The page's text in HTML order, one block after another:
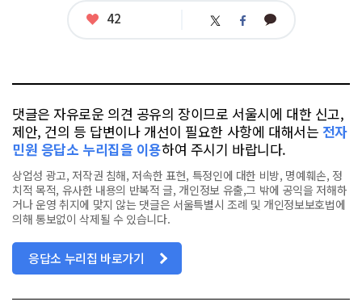
좋
42 트 페 카
댓글은 자유로운 의견 공유의 장이므로 서울시에 대한 신고,
제안, 건의 등 답변이나 개선이 필요한 사항에 대해서는 전자
민원 응답소 누리집을 이용하여 주시기 바랍니다.
상업성 광고, 저작권 침해, 저속한 표현, 특정인에 대한 비방, 명예훼손, 정
치적 목적, 유사한 내용의 반복적 글, 개인정보 유출,그 밖에 공익을 저해하
거나 운영 취지에 맞지 않는 댓글은 서울특별시 조례 및 개인정보보호법에
의해 통보없이 삭제될 수 있습니다.
응답소 누리집 바로가기